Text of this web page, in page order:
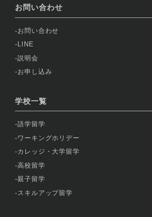
お問い合わせ
お問い合わせ
LINE
説明会
お申し込み
学校一覧
語学留学
ワーキングホリデー
カレッジ・大学留学
高校留学
親子留学
スキルアップ留学